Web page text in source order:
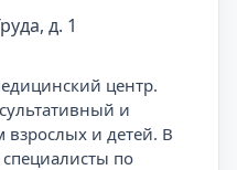
д. 1
центр.
и
взрослых и детей. В
по